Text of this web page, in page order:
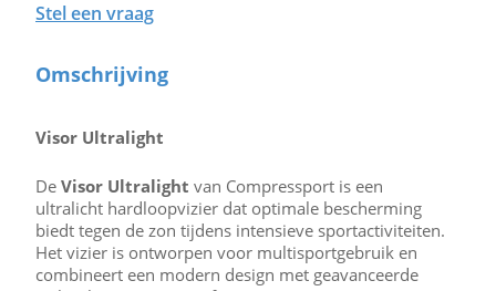
Stel een vraag
Omschrijving
Visor Ultralight
De Visor Ultralight van Compressport is een
ultralicht hardloopvizier dat optimale bescherming
biedt tegen de zon tijdens intensieve sportactiviteiten.
Het vizier is ontworpen voor multisportgebruik en
combineert een modern design met geavanceerde